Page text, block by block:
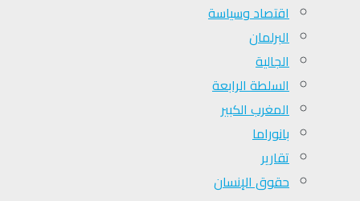
اقتصاد وسياسة
البرلمان
الجالية
السلطة الرابعة
المغرب الكبير
بانوراما
تقارير
حقوق الإنسان